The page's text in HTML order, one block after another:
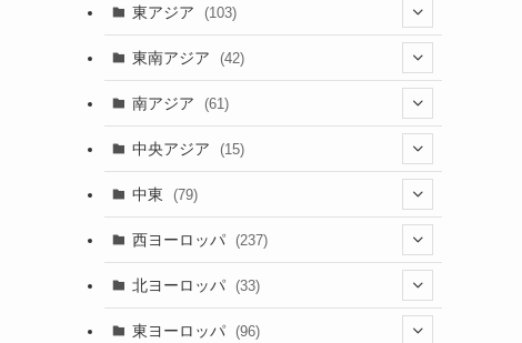
東アジア (103)
(25)
(5)
(15)
東南アジア (42)
(9)
(3)
(8)
南アジア (61)
(40)
(6)
中央アジア (15)
(5)
中東 (79)
(2)
(1)
西ヨーロッパ (237)
(1)
(46)
北ヨーロッパ (33)
(3)
東ヨーロッパ (96)